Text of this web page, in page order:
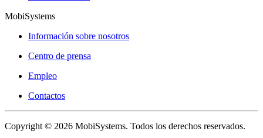
MobiSystems
Información sobre nosotros
Centro de prensa
Empleo
Contactos
Copyright © 2026 MobiSystems. Todos los derechos reservados.